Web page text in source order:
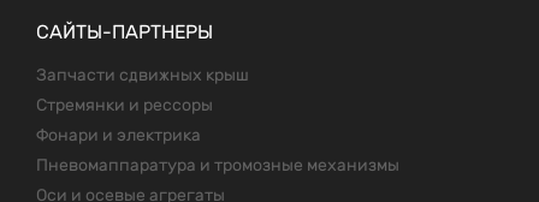
САЙТЫ-ПАРТНЕРЫ
Запчасти сдвижных крыш
Стремянки и рессоры
Фонари и электрика
Пневомаппаратура и тромозные механизмы
Оси и осевые агрегаты